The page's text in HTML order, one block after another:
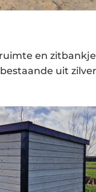
en
uit